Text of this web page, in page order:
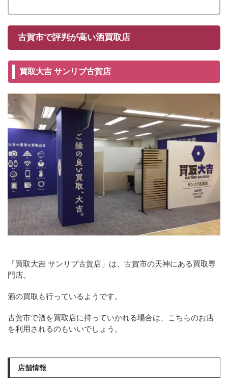
古賀市で評判が高い酒買取店
買取大吉 サンリブ古賀店
「買取大吉 サンリブ古賀店」は、古賀市の天神にある買取専
門店。
酒の買取も行っているようです。
古賀市で酒を買取店に持っていかれる場合は、こちらのお店
を利用されるのもいいでしょう。
店舗情報